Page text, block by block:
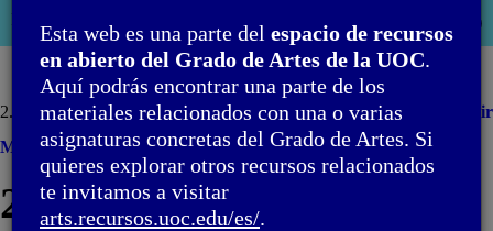
2. Tipos de publicaciones / 2.2. Fanzines
Imprimir
Menú
2. Tipos de publicaciones
Esta web es una parte del espacio de recursos
en abierto del Grado de Artes de la UOC.
Aquí podrás encontrar una parte de los
materiales relacionados con una o varias
asignaturas concretas del Grado de Artes. Si
quieres explorar otros recursos relacionados
te invitamos a visitar
arts.recursos.uoc.edu/es/.